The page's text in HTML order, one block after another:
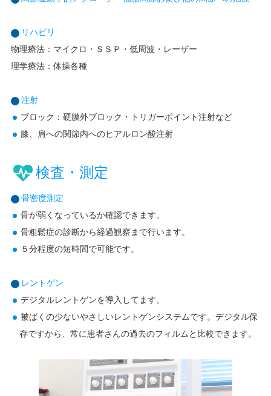
リハビリ
物理療法：マイクロ・ＳＳＰ・低周波・レーザー
理学療法：体操各種
注射
ブロック：硬膜外ブロック・トリガーポイント注射など
膝、肩への関節内へのヒアルロン酸注射
検査・測定
骨密度測定
骨が弱くなっているか確認できます。
骨粗鬆症の診断から経過観察まで行います。
５分程度の短時間で可能です。
レントゲン
デジタルレントゲンを導入してます。
被ばくの少ないやさしいレントゲンシステムです。デジタル保
存ですから、常に患者さんの過去のフィルムと比較できます。